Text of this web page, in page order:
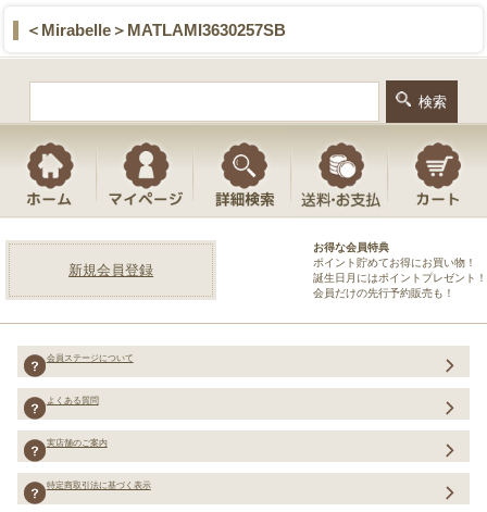
＜Mirabelle＞MATLAMI3630257SB
新規会員登録
お得な会員特典
ポイント貯めてお得にお買い物！
誕生日月にはポイントプレゼント！
会員だけの先行予約販売も！
会員ステージについて
よくある質問
実店舗のご案内
特定商取引法に基づく表示